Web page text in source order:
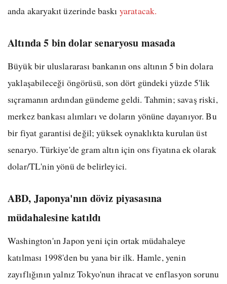
anda akaryakıt üzerinde baskı yaratacak.
Altında 5 bin dolar senaryosu masada
Büyük bir uluslararası bankanın ons altının 5 bin dolara
yaklaşabileceği öngörüsü, son dört gündeki yüzde 5'lik
sıçramanın ardından gündeme geldi. Tahmin; savaş riski,
merkez bankası alımları ve doların yönüne dayanıyor. Bu
bir fiyat garantisi değil; yüksek oynaklıkta kurulan üst
senaryo. Türkiye'de gram altın için ons fiyatına ek olarak
dolar/TL'nin yönü de belirleyici.
ABD, Japonya'nın döviz piyasasına
müdahalesine katıldı
Washington'ın Japon yeni için ortak müdahaleye
katılması 1998'den bu yana bir ilk. Hamle, yenin
zayıflığının yalnız Tokyo'nun ihracat ve enflasyon sorunu